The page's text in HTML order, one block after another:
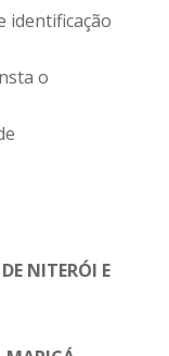
identificação
o
NITERÓI E